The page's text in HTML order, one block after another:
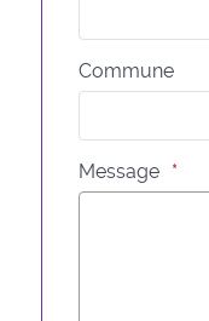
Commune
Message